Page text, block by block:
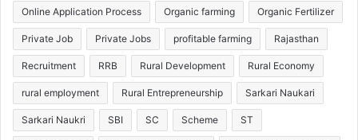
Online Application Process Organic farming Organic Fertilizer
Private Job Private Jobs profitable farming Rajasthan
Recruitment RRB Rural Development Rural Economy
rural employment Rural Entrepreneurship Sarkari Naukari
Sarkari Naukri SBI SC Scheme ST